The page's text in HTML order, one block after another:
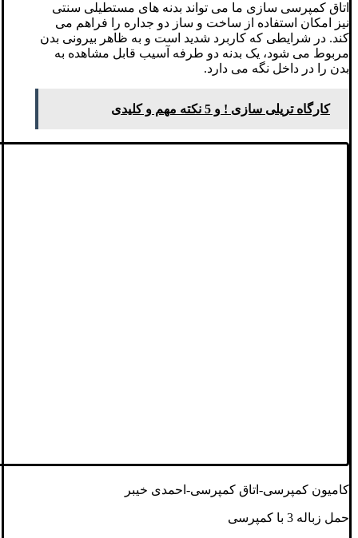
اتاق کمپرسی سازی ما می تواند بدنه های مستطیلی سنتی
نیز امکان استفاده از ساخت و ساز دو جداره را فراهم می
کند. در شرایطی که کاربرد شدید است و به ظاهر بیرونی بدن
مربوط می شود، یک بدنه دو طرفه آسیب قابل مشاهده به
بدن را در داخل نگه می دارد.
کارگاه تریلی سازی ! و 5 نکته مهم و کلیدی
کامیون کمپرسی-اتاق کمپرسی-احمدی خیبر
حمل زباله 3 با کمپرسی